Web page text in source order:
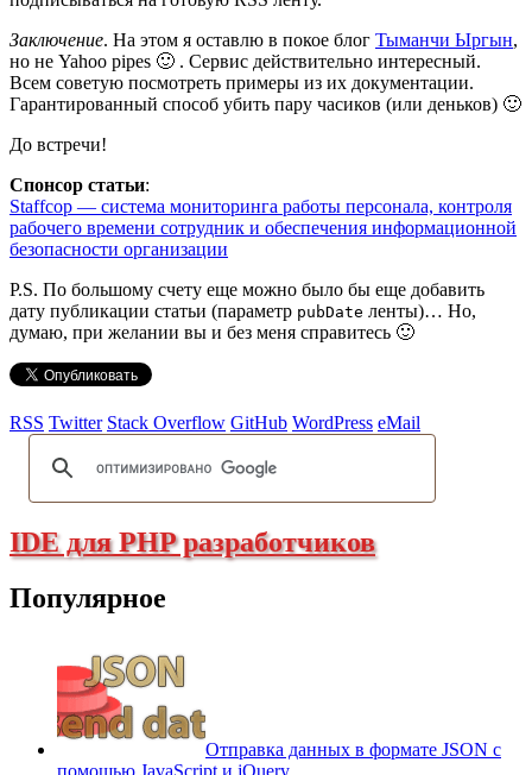
Заключение. На этом я оставлю в покое блог Тыманчи Ыргын,
но не Yahoo pipes 🙂 . Сервис действительно интересный.
Всем советую посмотреть примеры из их документации.
Гарантированный способ убить пару часиков (или деньков) 🙂
До встречи!
Спонсор статьи:
Staffcop — система мониторинга работы персонала, контроля
рабочего времени сотрудник и обеспечения информационной
безопасности организации
P.S. По большому счету еще можно было бы еще добавить
дату публикации статьи (параметр pubDate ленты)… Но,
думаю, при желании вы и без меня справитесь 🙂
RSS Twitter Stack Overflow GitHub WordPress eMail
IDE для PHP разработчиков
Популярное
Отправка данных в формате JSON с
помощью JavaScript и jQuery